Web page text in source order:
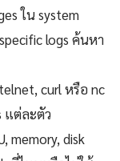
ใน system
logs ค้นหา
curl หรือ nc
แต่ละตัว
memory, disk